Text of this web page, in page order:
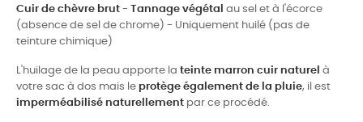
Cuir de chèvre brut - Tannage végétal
au sel et à l'écorce
(absence de sel de chrome) - Uniquement huilé (pas de
teinture chimique)
L'huilage de la peau apporte la teinte marron cuir naturel à
votre sac à dos mais le protège également de la pluie, il est
imperméabilisé naturellement par ce procédé.